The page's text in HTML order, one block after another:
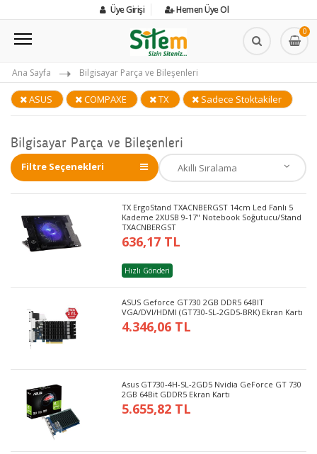
Üye Girişi Hemen Üye Ol
0
Ana Sayfa Bilgisayar Parça ve Bileşenleri
ASUS COMPAXE TX Sadece Stoktakiler
Bilgisayar Parça ve Bileşenleri
Filtre Seçenekleri
TX ErgoStand TXACNBERGST 14cm Led Fanlı 5
Kademe 2XUSB 9-17" Notebook Soğutucu/Stand
TXACNBERGST
636,17 TL
Hızlı Gönderi
ASUS Geforce GT730 2GB DDR5 64BIT
VGA/DVI/HDMI (GT730-SL-2GD5-BRK) Ekran Kartı
4.346,06 TL
Asus GT730-4H-SL-2GD5 Nvidia GeForce GT 730
2GB 64Bit GDDR5 Ekran Kartı
5.655,82 TL